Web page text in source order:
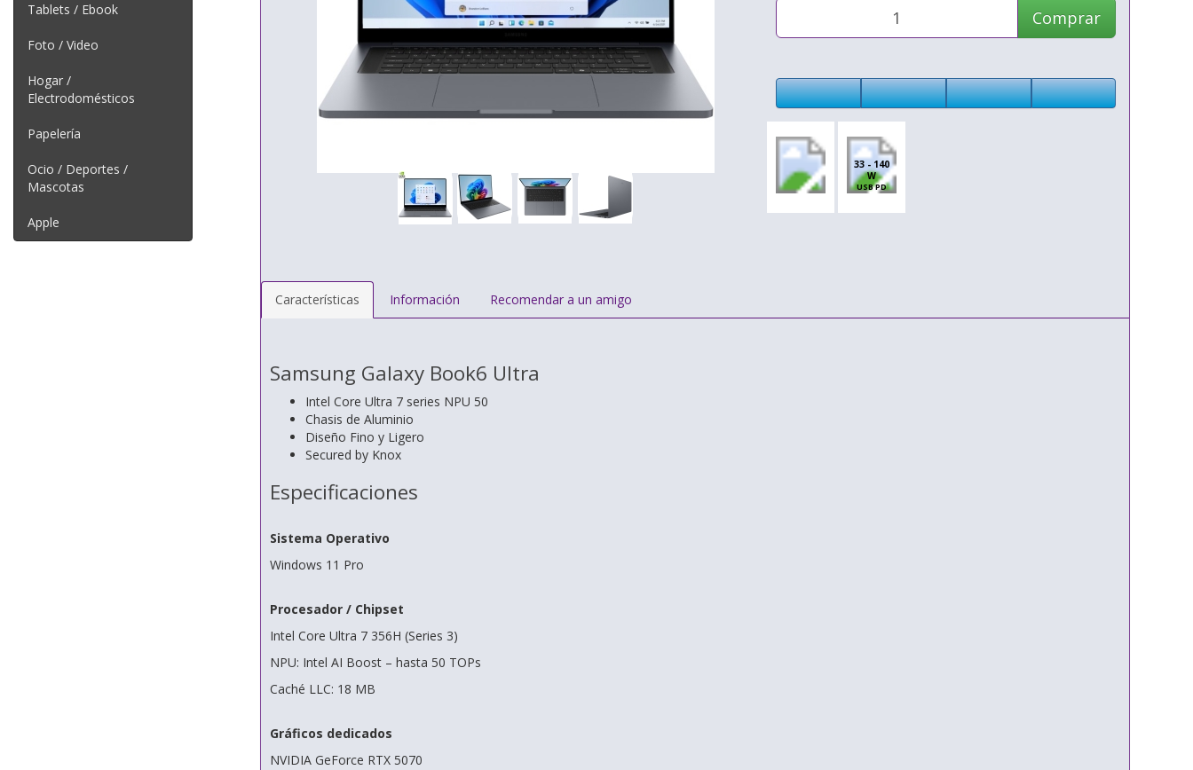
Tablets / Ebook
Foto / Video
Hogar /
Electrodomésticos
Papelería
Ocio / Deportes /
Mascotas
Apple
Comprar
33 - 140
W
USB PD
Características Información Recomendar a un amigo
Samsung Galaxy Book6 Ultra
Intel Core Ultra 7 series NPU 50
Chasis de Aluminio
Diseño Fino y Ligero
Secured by Knox
Especificaciones
Sistema Operativo
Windows 11 Pro
Procesador / Chipset
Intel Core Ultra 7 356H (Series 3)
NPU: Intel AI Boost – hasta 50 TOPs
Caché LLC: 18 MB
Gráficos dedicados
NVIDIA GeForce RTX 5070